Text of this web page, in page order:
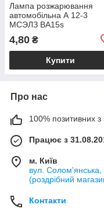
Лампа розжарювання
автомобільна А 12-3
МСЭЛЗ BA15s
4,80 ₴
Купити
Про нас
100% позитивних з
Працює з
м. Київ
вул. Солом'янська,
(роздрібний
Контакти